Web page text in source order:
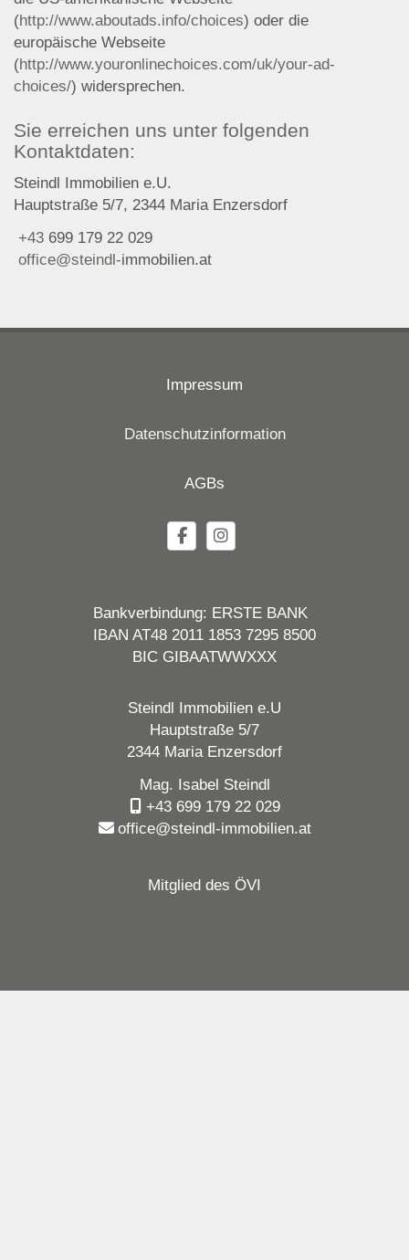
(http://www.aboutads.info/choices) oder die
europäische Webseite
(http://www.youronlinechoices.com/uk/your-ad-
choices/) widersprechen.
Sie erreichen uns unter folgenden
Kontaktdaten:
Steindl Immobilien e.U.
Hauptstraße 5/7, 2344 Maria Enzersdorf
+43 699 179 22 029
office@steindl-immobilien.at
Impressum
Datenschutzinformation
AGBs
Bankverbindung: ERSTE BANK
IBAN AT48 2011 1853 7295 8500
BIC GIBAATWWXXX
Steindl Immobilien e.U
Hauptstraße 5/7
2344 Maria Enzersdorf
Mag. Isabel Steindl
+43 699 179 22 029
office@steindl-immobilien.at
Mitglied des ÖVI